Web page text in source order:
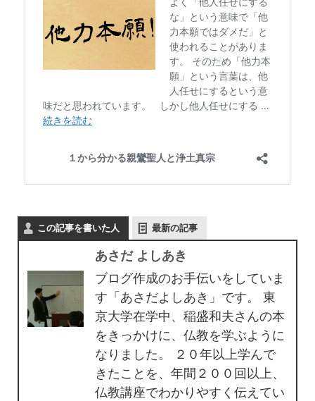
この記事を書いた人 最新の記事
あさだ よしあき
ブログ作成のお手伝いをしていま
す「あさだよしあき」です。 東
京大学在学中、稲盛和夫さんの本
をきっかけに、仏教を学ぶように
なりました。 ２０年以上学んで
きたことを、年間２００回以上、
仏教講座でわかりやすく伝えてい